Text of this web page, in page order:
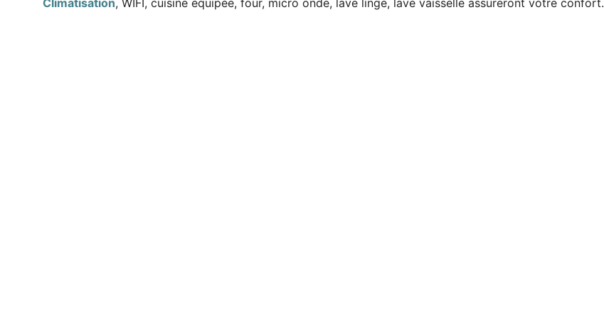
Climatisation, WIFI, cuisine équipée, four, micro onde, lave linge, lave vaisselle assureront votre confort.